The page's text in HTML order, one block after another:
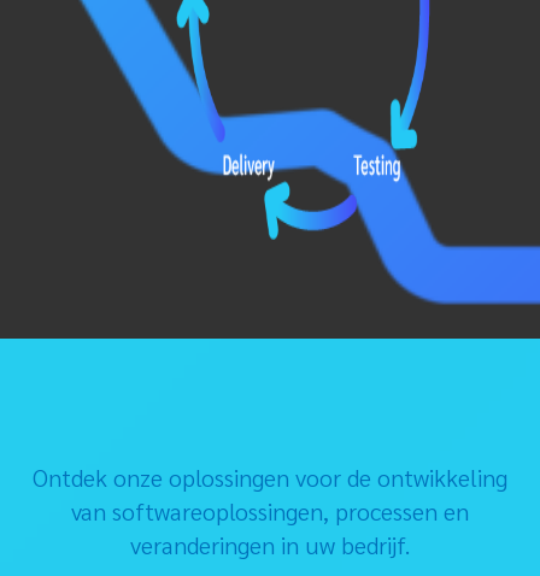
Ontdek onze oplossingen voor de ontwikkeling
van softwareoplossingen, processen en
veranderingen in uw bedrijf.